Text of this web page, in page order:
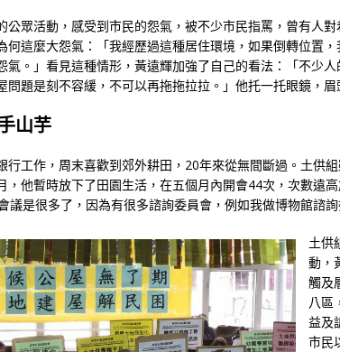
公眾活動，感受到市民的怨氣，被不少市民指罵，曾有人
何這麼大怨氣：「我經歷過這種居住環境，如果倒轉位置
氣。」看見這種情形，黃遠輝加強了自己的看法：「不少
問題是刻不容緩，不可以再拖拖拉拉。」他托一托眼鏡，眉
山芋
行工作，周末喜歡到郊外耕田，20年來從無間斷過。土供
，他暫時放下了田園生活，在五個月內開會44次，次數遠
議是很多了，因為有很多諮詢委員會，例如我做博物館諮詢
土供
動，
觸及
八區
益及
市民